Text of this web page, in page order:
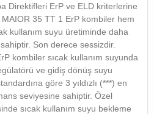
Direktifleri ErP ve ELD kriterlerine
35 TT 1 ErP kombiler hem
kullanım suyu üretiminde daha
Son derece sessizdir.
kombiler sıcak kullanım suyunda
ve gidiş dönüş suyu
göre 3 yıldızlı (***) en
seviyesine sahiptir. Özel
sıcak kullanım suyu bekleme